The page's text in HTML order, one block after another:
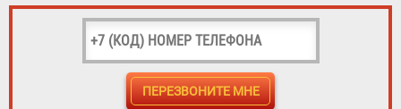
Гидротестер пожарных кранов "Балтика-01"